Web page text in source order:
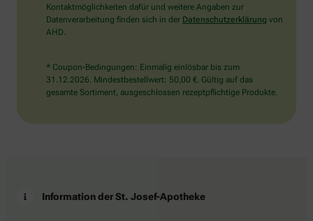
Kontaktmöglichkeiten dafür und weitere Angaben zur
Datenverarbeitung finden sich in der Datenschutzerklärung von
AHD.
* Coupon-Bedingungen: Einmalig einlösbar bis zum
31.12.2026. Mindestbestellwert: 50,00 €. Gültig auf das
gesamte Sortiment, ausgeschlossen rezeptpflichtige Produkte.
Information der St. Josef-Apotheke